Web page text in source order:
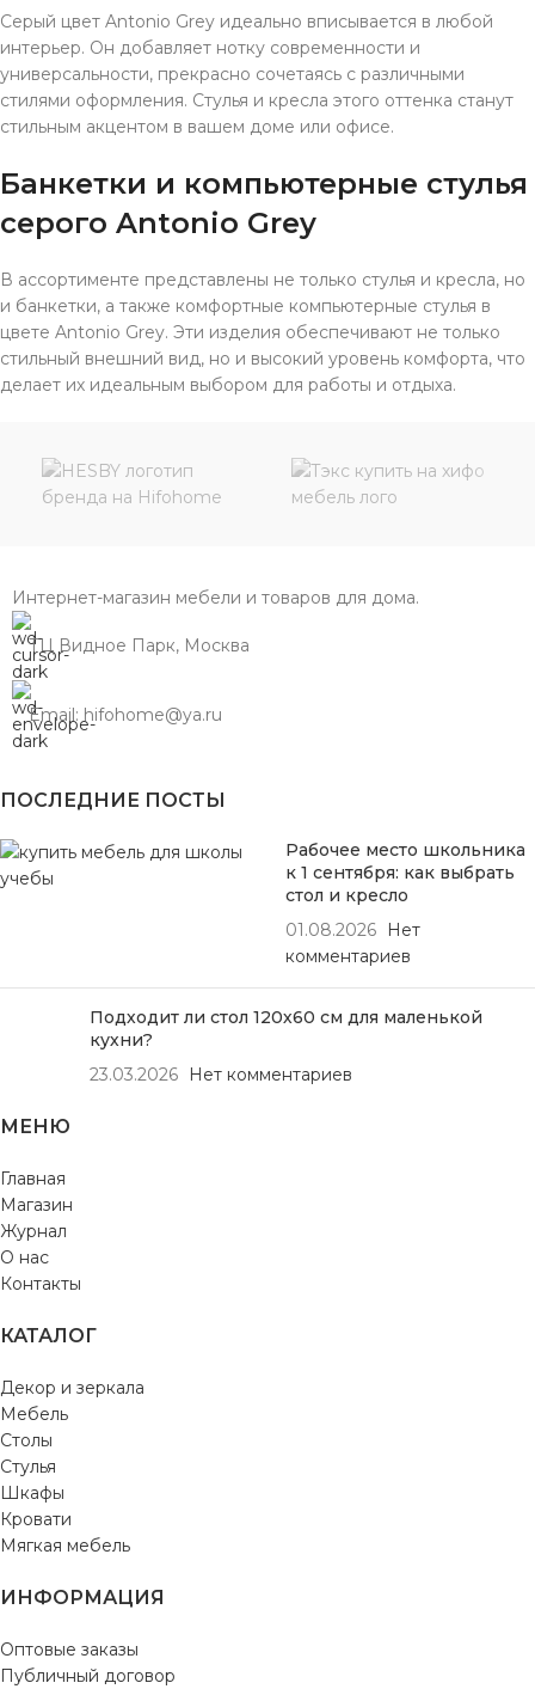
Серый цвет Antonio Grey идеально вписывается в любой
интерьер. Он добавляет нотку современности и
универсальности, прекрасно сочетаясь с различными
стилями оформления. Стулья и кресла этого оттенка станут
стильным акцентом в вашем доме или офисе.
Банкетки и компьютерные стулья
серого Antonio Grey
В ассортименте представлены не только стулья и кресла, но
и банкетки, а также комфортные компьютерные стулья в
цвете Antonio Grey. Эти изделия обеспечивают не только
стильный внешний вид, но и высокий уровень комфорта, что
делает их идеальным выбором для работы и отдыха.
Интернет-магазин мебели и товаров для дома.
ТЦ Видное Парк, Москва
Email: hifohome@ya.ru
ПОСЛЕДНИЕ ПОСТЫ
Рабочее место школьника
к 1 сентября: как выбрать
стол и кресло
01.08.2026
Нет
комментариев
Подходит ли стол 120х60 см для маленькой
кухни?
23.03.2026
Нет комментариев
МЕНЮ
Главная
Магазин
Журнал
О нас
Контакты
КАТАЛОГ
Декор и зеркала
Мебель
Столы
Стулья
Шкафы
Кровати
Мягкая мебель
ИНФОРМАЦИЯ
Оптовые заказы
Публичный договор